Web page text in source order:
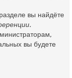
вы найдёте
.
вы будете